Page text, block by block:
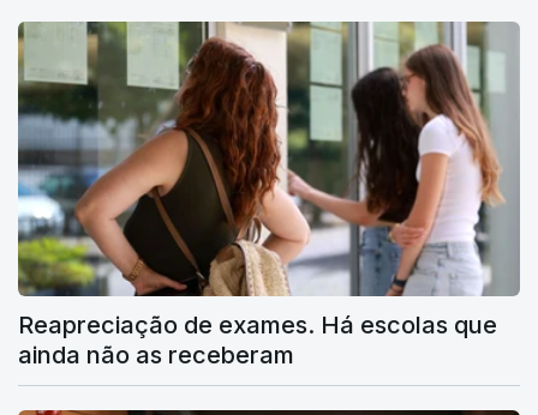
Reapreciação de exames. Há escolas que
ainda não as receberam